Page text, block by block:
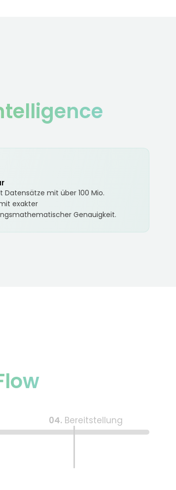
Datensätze mit über 100 Mio.
exakter
Genauigkeit.
04. Bereitstellung